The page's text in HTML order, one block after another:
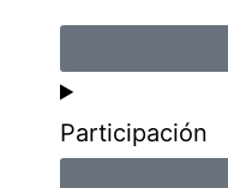
Participación